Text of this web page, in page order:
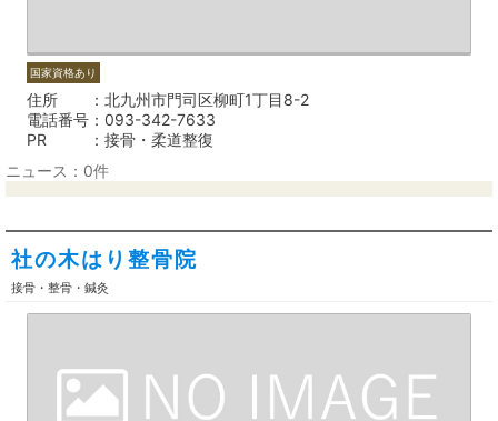
国家資格あり
住所
北九州市門司区柳町1丁目8-2
電話番号
093-342-7633
PR
接骨・柔道整復
ニュース：0件
社の木はり整骨院
接骨・整骨・鍼灸